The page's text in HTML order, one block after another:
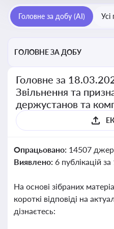
Головне за добу (AI) Усі
ГОЛОВНЕ ЗА ДОБУ
Головне за
Звільнення та
держустанов та
Опрацьовано: 14507
Виявлено: 6 публікацій
На основі зібраних
короткі відповіді на
дізнаєтесь: